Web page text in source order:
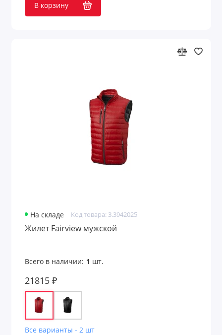
В корзину
На складе Код товара: 3.3942025
Жилет Fairview мужской
Всего в наличии: 1 шт.
21815 ₽
Все варианты - 2 шт